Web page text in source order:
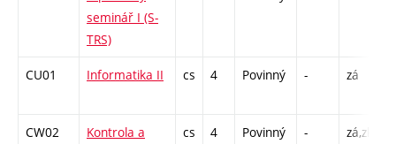
seminář I (S-
TRS)
CU01 Informatika II cs 4 Povinný - zá
CW02
Kontrola a
cs 4 Povinný - zá,zk